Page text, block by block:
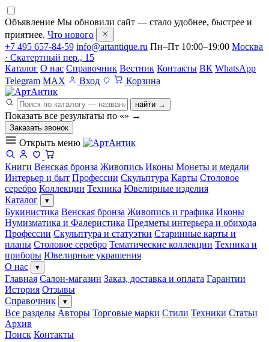
Объявление Мы обновили сайт — стало удобнее, быстрее и
приятнее. Что нового
+7 495 657-84-59 info@artantique.ru Пн–Пт 10:00–19:00 Москва
· Скатертный пер., 15
Каталог О нас Справочник Вестник Контакты ВК WhatsApp
Telegram MAX Вход Корзина
найти →
Показать все результаты по «» →
Заказать звонок
Открыть меню
Книги Венская бронза Живопись Иконы Монеты и медали
Интерьер и быт Профессии Скульптура Карты Столовое
серебро Коллекции Техника Ювелирные изделия
Каталог
▾
Букинистика Венская бронза Живопись и графика Иконы
Нумизматика и Фалеристика Предметы интерьера и обихода
Профессии Скульптура и статуэтки Старинные карты и
планы Столовое серебро Тематические коллекции Техника и
приборы Ювелирные украшения
О нас
▾
Главная Салон-магазин Заказ, доставка и оплата Гарантии
История Отзывы
Справочник
▾
Все разделы Авторы Торговые марки Стили Техники Статьи
Архив
Поиск Контакты